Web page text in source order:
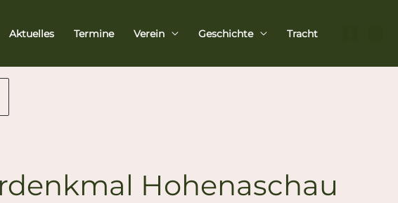
Aktuelles Termine Verein Geschichte Tracht
Hohenaschau